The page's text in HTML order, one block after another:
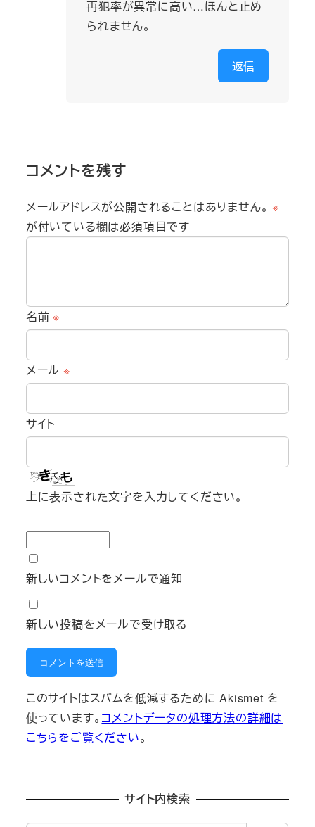
再犯率が異常に高い…ほんと止め
られません。
返信
コメントを残す
メールアドレスが公開されることはありません。 ※
が付いている欄は必須項目です
名前※
メール ※
サイト
上に表示された文字を入力してください。
新しいコメントをメールで通知
新しい投稿をメールで受け取る
このサイトはスパムを低減するために Akismet を
使っています。 コメントデータの処理方法の詳細は
こちらをご覧ください。
サイト内検索